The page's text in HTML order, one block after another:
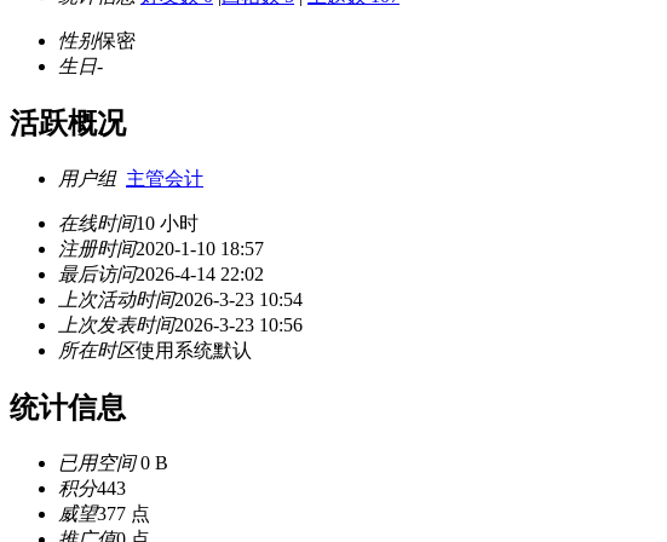
性别保密
生日-
活跃概况
用户组 主管会计
在线时间10 小时
注册时间2020-1-10 18:57
最后访问2026-4-14 22:02
上次活动时间2026-3-23 10:54
上次发表时间2026-3-23 10:56
所在时区使用系统默认
统计信息
已用空间0 B
积分443
威望377 点